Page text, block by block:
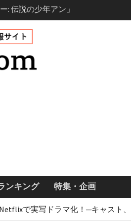
じ・シーズン3最新
スメールで恋をし
場人物・あらすじ
ドゥイッチ主演ロ
ンキング 特集・企画
で実写ドラマ化！─キャスト